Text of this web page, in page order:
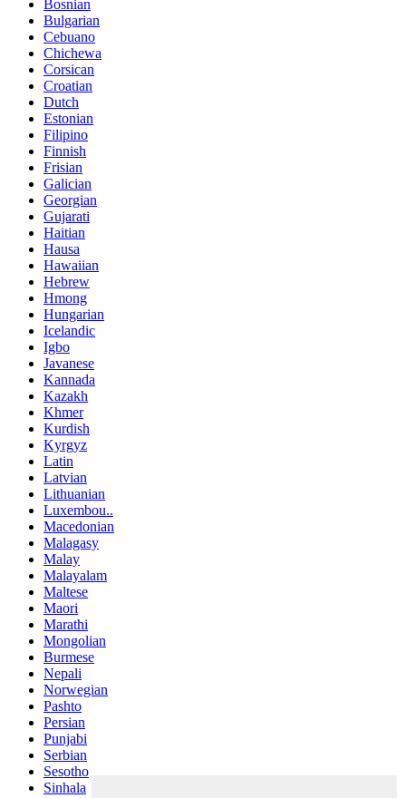
Bosnian
Bulgarian
Cebuano
Chichewa
Corsican
Croatian
Dutch
Estonian
Filipino
Finnish
Frisian
Galician
Georgian
Gujarati
Haitian
Hausa
Hawaiian
Hebrew
Hmong
Hungarian
Icelandic
Igbo
Javanese
Kannada
Kazakh
Khmer
Kurdish
Kyrgyz
Latin
Latvian
Lithuanian
Luxembou..
Macedonian
Malagasy
Malay
Malayalam
Maltese
Maori
Marathi
Mongolian
Burmese
Nepali
Norwegian
Pashto
Persian
Punjabi
Serbian
Sesotho
Sinhala